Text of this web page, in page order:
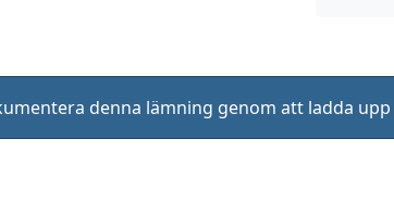
denna lämning genom att ladda upp